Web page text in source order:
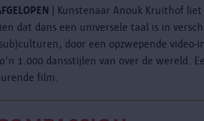
| Kunstenaar Anouk Kruithof liet
dat dans een universele taal is in
door een opzwepende video-
1.000 dansstijlen van over de wereld.
film.